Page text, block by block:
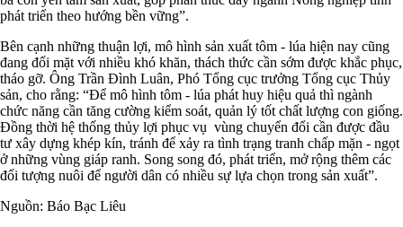
phát triển theo hướng bền vững”.
Bên cạnh những thuận lợi, mô hình sản xuất tôm - lúa hiện nay cũng
đang đối mặt với nhiều khó khăn, thách thức cần sớm được khắc phục,
tháo gỡ. Ông Trần Đình Luân, Phó Tổng cục trưởng Tổng cục Thủy
sản, cho rằng: “Để mô hình tôm - lúa phát huy hiệu quả thì ngành
chức năng cần tăng cường kiểm soát, quản lý tốt chất lượng con giống.
Đồng thời hệ thống thủy lợi phục vụ vùng chuyển đổi cần được đầu
tư xây dựng khép kín, tránh để xảy ra tình trạng tranh chấp mặn - ngọt
ở những vùng giáp ranh. Song song đó, phát triển, mở rộng thêm các
đối tượng nuôi để người dân có nhiều sự lựa chọn trong sản xuất”.
Nguồn: Báo Bạc Liêu